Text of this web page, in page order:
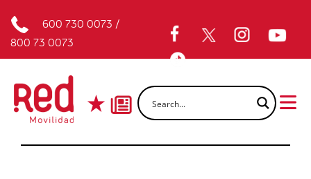
600 730 0073 /
800 73 0073